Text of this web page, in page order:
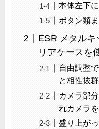
本体左下
ボタン類
ESR メタルキ
リアケースを
自由調整
と相性抜群
カメラ部
れカメラ
盛り上が